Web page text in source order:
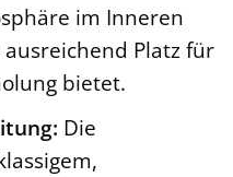
im Inneren
Platz für
bietet.
Die